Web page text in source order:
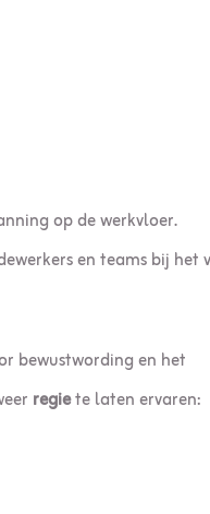
op de werkvloer.
en teams bij het
bewustwording en het
regiete laten ervaren: